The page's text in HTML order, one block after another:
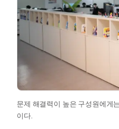
문제 해결력이 높은 구성원에게
이다.